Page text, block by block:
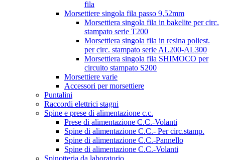
fila
Morsettiere singola fila passo 9,52mm
Morsettiera singola fila in bakelite per circ.
stampato serie T200
Morsettiera singola fila in resina poliest.
per circ. stampato serie AL200-AL300
Morsettiera singola fila SHIMOCO per
circuito stampato S200
Morsettiere varie
Accessori per morsettiere
Puntalini
Raccordi elettrici stagni
Spine e prese di alimentazione c.c.
Prese di alimentazione C.C.-Volanti
Spine di alimentazione C.C.- Per circ.stamp.
Spine di alimentazione C.C.-Pannello
Spine di alimentazione C.C.-Volanti
Spinotteria da laboratorio